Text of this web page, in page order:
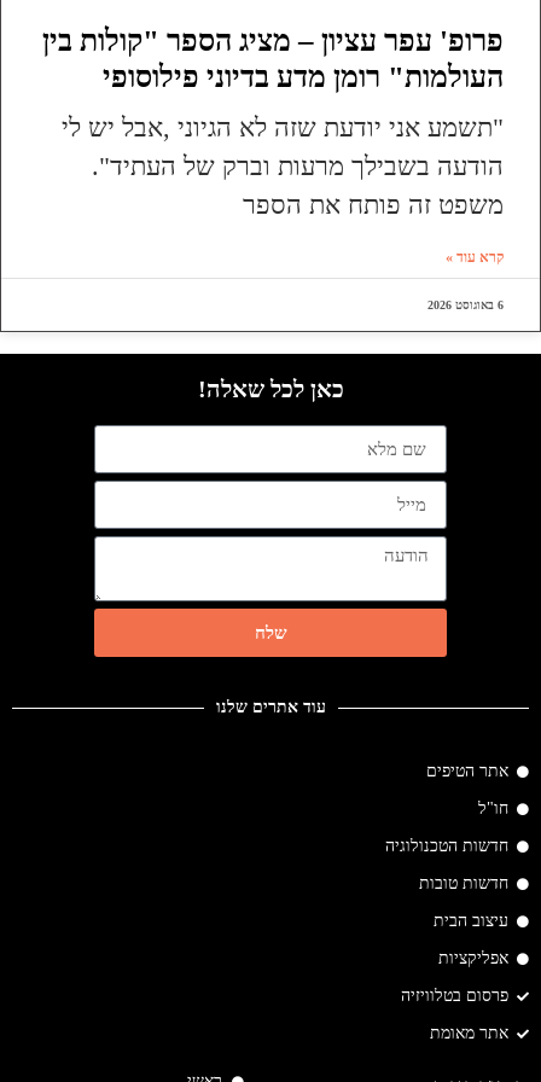
פרופ' עפר עציון – מציג הספר "קולות בין
העולמות" רומן מדע בדיוני פילוסופי
"תשמע אני יודעת שזה לא הגיוני ,אבל יש לי
הודעה בשבילך מרעות וברק של העתיד".
משפט זה פותח את הספר
קרא עוד »
6 באוגוסט 2026
עוד אתרים שלנו
אתר הטיפים
חו"ל
חדשות הטכנולוגיה
חדשות טובות
עיצוב הבית
אפליקציות
פרסום בטלוויזיה
אתר מאומת
כאן לכל שאלה!
שלח